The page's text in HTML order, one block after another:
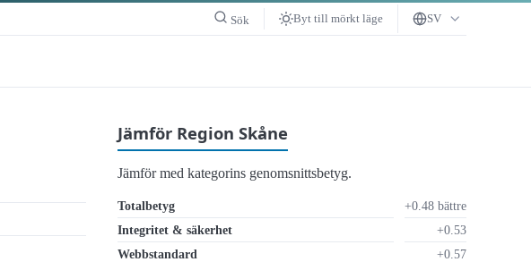
Sök Byt till mörkt läge SV
Jämför Region Skåne
Jämför med kategorins genomsnittsbetyg.
Totalbetyg
+0.48 bättre
Integritet & säkerhet
+0.53
Webbstandard
+0.57